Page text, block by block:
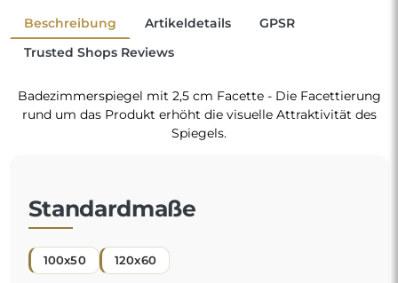
Beschreibung Artikeldetails
GPSR
Trusted Shops Reviews
Badezimmerspiegel mit 2,5 cm Facette - Die Facettierung
rund um das Produkt erhöht die visuelle Attraktivität des
Spiegels.
Standardmaße
100x50 120x60